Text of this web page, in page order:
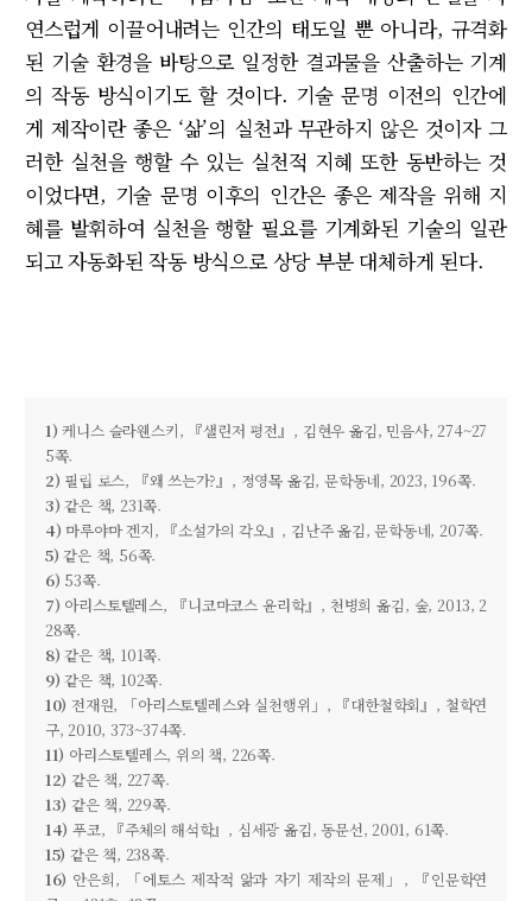
연스럽게 이끌어내려는 인간의 태도일 뿐 아니라, 규격화
된 기술 환경을 바탕으로 일정한 결과물을 산출하는 기계
의 작동 방식이기도 할 것이다. 기술 문명 이전의 인간에
게 제작이란 좋은 ‘삶’의 실천과 무관하지 않은 것이자 그
러한 실천을 행할 수 있는 실천적 지혜 또한 동반하는 것
이었다면, 기술 문명 이후의 인간은 좋은 제작을 위해 지
혜를 발휘하여 실천을 행할 필요를 기계화된 기술의 일관
되고 자동화된 작동 방식으로 상당 부분 대체하게 된다.
1) 케니스 슬라웬스키, 『샐린저 평전』, 김현우 옮김, 민음사, 274~27
5쪽.
2) 필립 로스, 『왜 쓰는가?』, 정영목 옮김, 문학동네, 2023, 196쪽.
3) 같은 책, 231쪽.
4) 마루야마 겐지, 『소설가의 각오』, 김난주 옮김, 문학동네, 207쪽.
5) 같은 책, 56쪽.
6) 53쪽.
7) 아리스토텔레스, 『니코마코스 윤리학』, 천병희 옮김, 숲, 2013, 2
28쪽.
8) 같은 책, 101쪽.
9) 같은 책, 102쪽.
10) 전재원, 「아리스토텔레스와 실천행위」, 『대한철학회』, 철학연
구, 2010, 373~374쪽.
11) 아리스토텔레스, 위의 책, 226쪽.
12) 같은 책, 227쪽.
13) 같은 책, 229쪽.
14) 푸코, 『주체의 해석학』, 심세광 옮김, 동문선, 2001, 61쪽.
15) 같은 책, 238쪽.
16) 안은희, 「에토스 제작적 앎과 자기 제작의 문제」, 『인문학연